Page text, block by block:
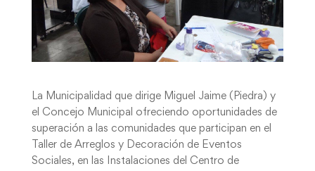
La Municipalidad que dirige Miguel Jaime (Piedra) y
el Concejo Municipal ofreciendo oportunidades de
superación a las comunidades que participan en el
Taller de Arreglos y Decoración de Eventos
Sociales, en las Instalaciones del Centro de